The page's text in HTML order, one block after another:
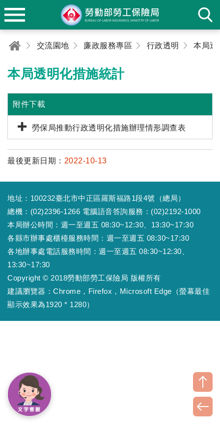
交流園地 廉政服務專區 行政透明 本局透
本局透明化措施統計
附件下載
勞保局推動行政透明化措施辦理情形調查表
最後更新日期： 2022-10-13
地址：100232臺北市中正區羅斯福路1段4號（總局）
總機：(02)2396-1266 電腦語音答詢服務：(02)2192-1000
本局辦公時間：週一至週五 08:30~12:30、13:30~17:30
各縣市辦事處櫃檯服務時間：週一至週五 08:30~17:30
各地辦事處電話服務時間：週一至週五 08:30~12:30、
13:30~17:30
Copyright © 2018勞動部勞工保險局 版權所有
建議瀏覽器：Chrome，Firefox，Microsoft Edge（螢幕最佳
顯示效果為1920 * 1280）